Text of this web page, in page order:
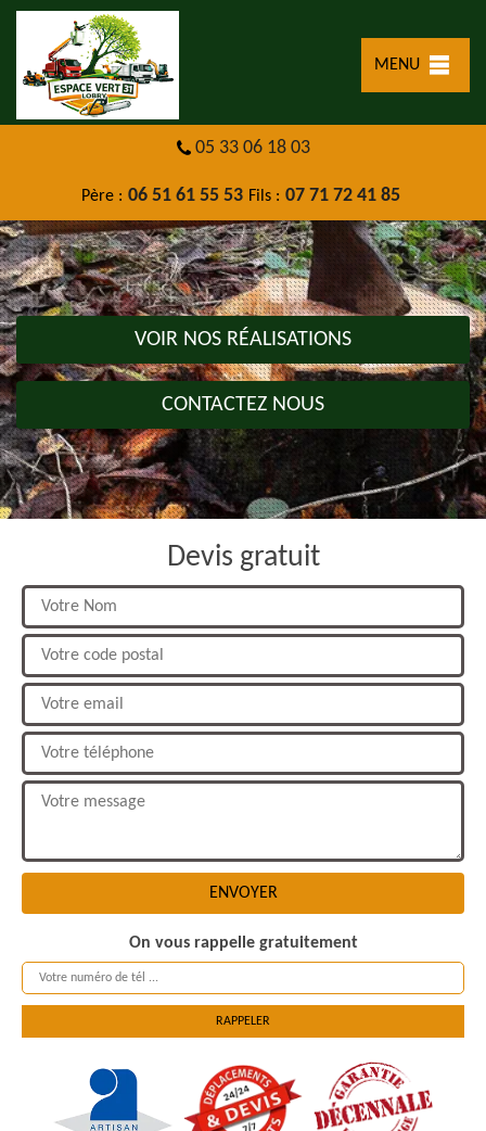
MENU
05 33 06 18 03
Père : 06 51 61 55 53 Fils : 07 71 72 41 85
VOIR NOS RÉALISATIONS
CONTACTEZ NOUS
Devis gratuit
On vous rappelle gratuitement